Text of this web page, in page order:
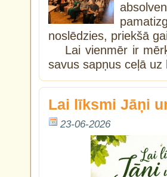
noslēdzies, priekšā
Lai vienmēr ir
savus sapņus ceļā
Lai līksmi Jāņi
23-06-2026